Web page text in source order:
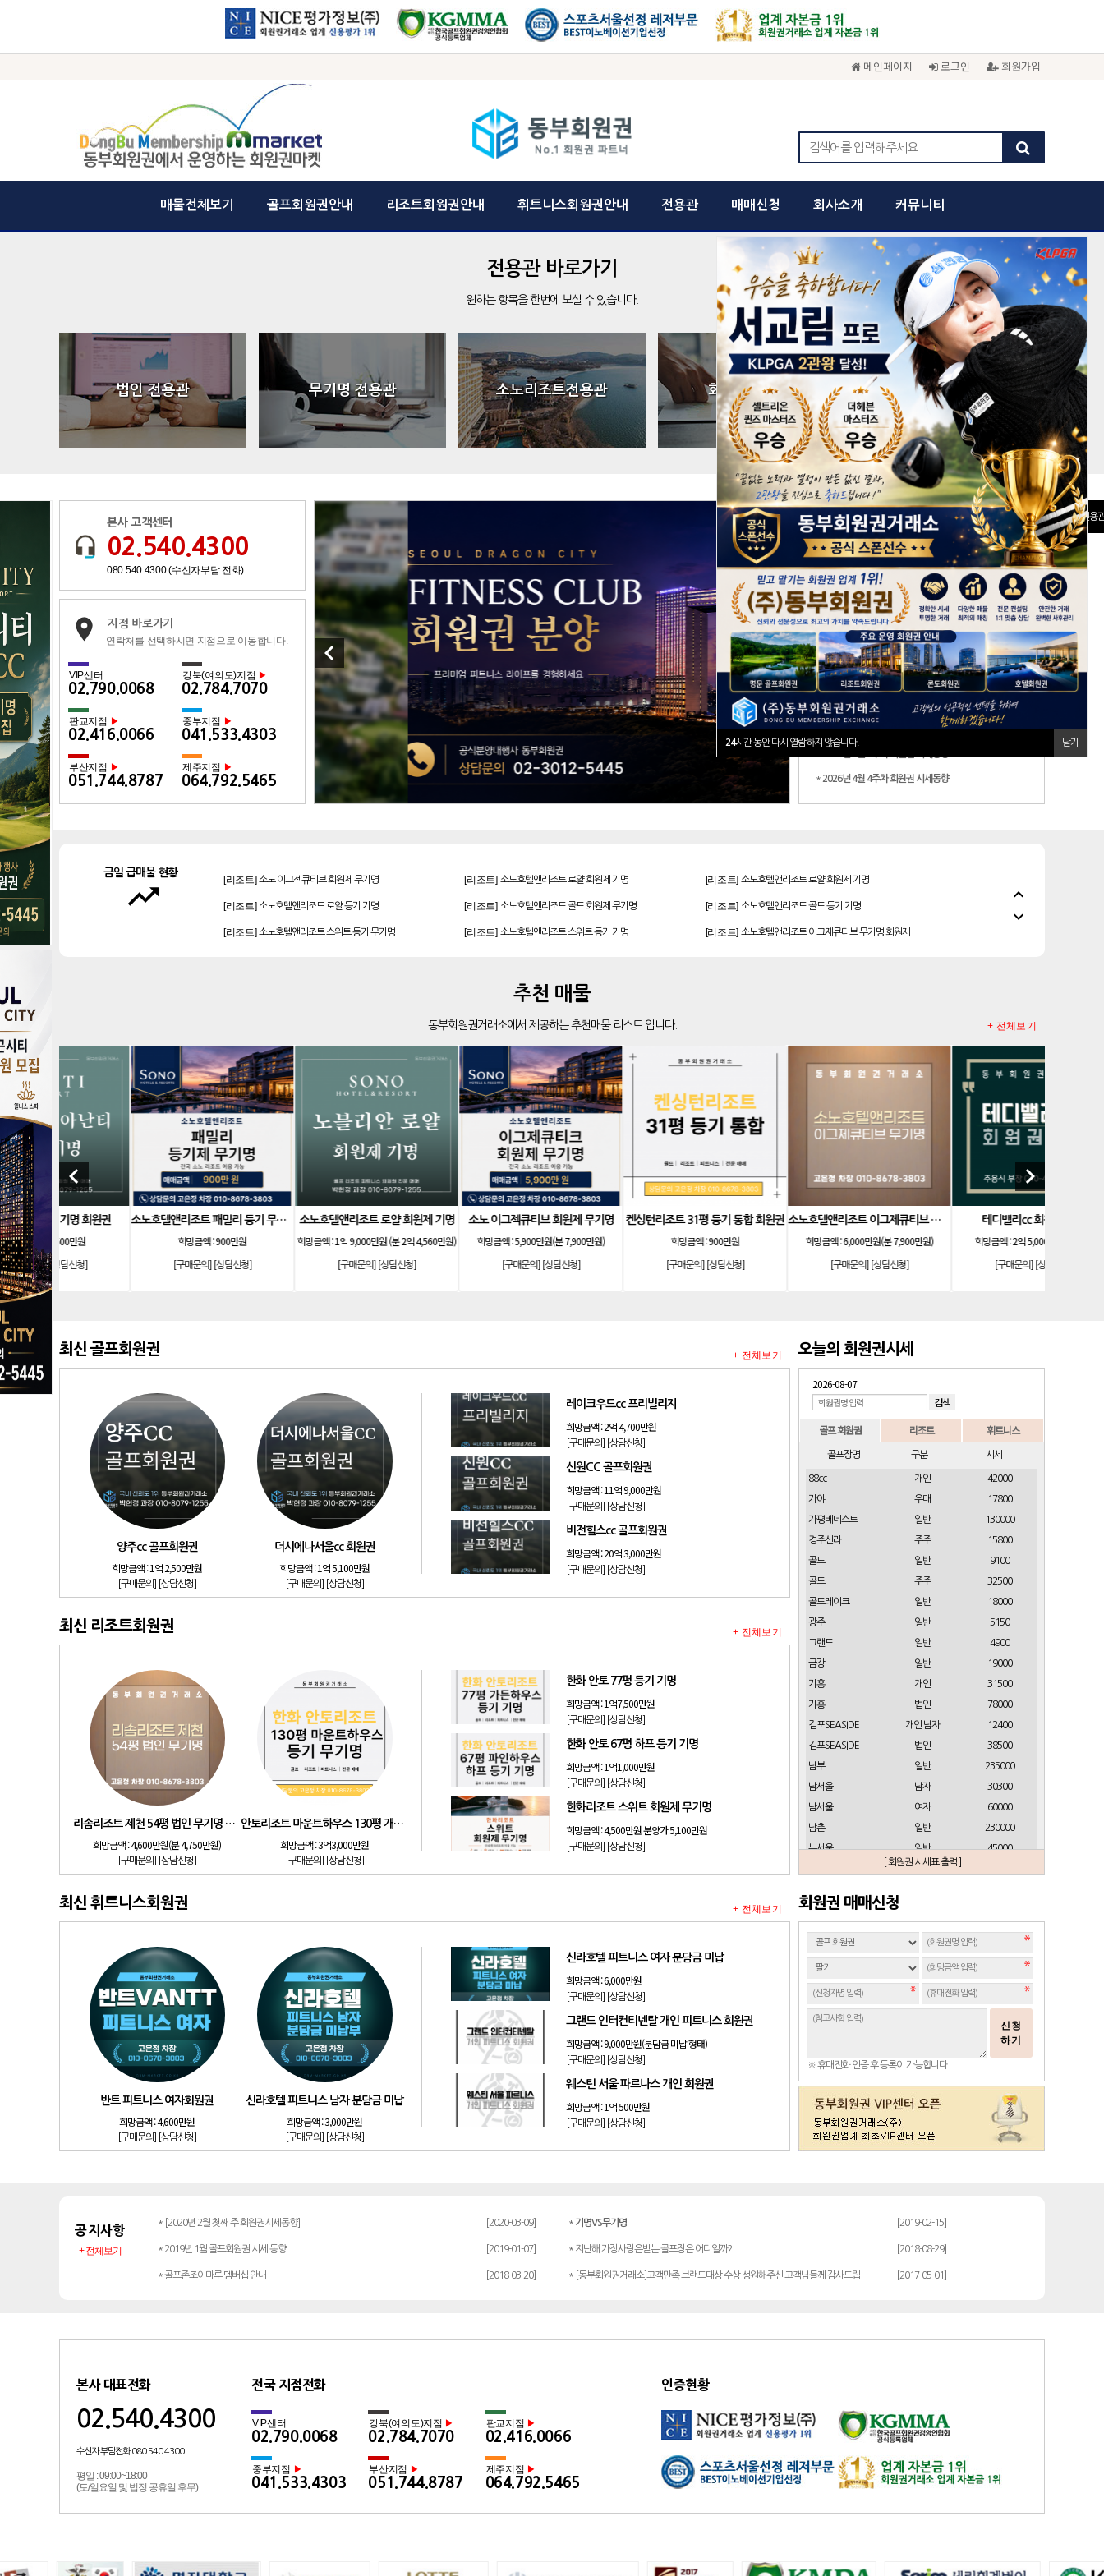
메인페이지 로그인 회원가입
매물전체보기 골프회원권안내 리조트회원권안내 휘트니스회원권안내 전용관 매매신청 회사소개 커뮤니티
24시간 동안 다시 열람하지 않습니다. 닫기
전용관 바로가기
원하는 항목을 한번에 보실 수 있습니다.
법인 전용관 무기명 전용관 소노리조트전용관 회원권 분양관 선불카드
cancel
전용
keyboard_arrow_left keyboard_arrow_right
본사 고객센터
02.540.4300
080.540.4300 (수신자부담 전화)
지점 바로가기
연락처를 선택하시면 지점으로 이동합니다.
VIP센터
02.790.0068
강북(여의도)지점 ▶
02.784.7070
판교지점 ▶
02.416.0066
중부지점 ▶
041.533.4303
부산지점 ▶
051.744.8787
제주지점 ▶
064.792.5465
ID 저장 아이디/비밀번호 찾기 [회원가입]
회원권 시세정보
*반얀트리클럽앤스파서울, 키즈시설 확충 및 신규 건물 신축 계획
* 2026년 6월 2주차 회원권 시세동향
* 2026년 5월 4주차 회원권 시세동향
*2026년 5월 3주차 회원권 시세동향
* 2026년 4월 4주차 회원권 시세동향
+ 전체보기
금일 급매물 현황
trending_up [리조트] 소노호텔앤리조트 로얄 등기 기명 [리조트] 소노호텔앤리조트 골드 회원제 무기명 [리조트] 소노호텔앤리조트 골드 등기 기명
[리조트] 소노호텔앤리조트 스위트 등기 무기명 [리조트] 소노호텔앤리조트 스위트 등기 기명 [리조트] 소노호텔앤리조트 이그제큐티브 무기명 회원제
[골프]아시아나cc 회원권 [골프]발리오스cc 회원권 종류 [리조트] 소노호텔앤리조트 패밀리 등기 무기명
소노호텔앤리조트 스위트 등기 기명
[골프] 더시에나서울cc 회원권
[골프]신원CC 골프회원권 [골프]비전힐스cc 골프회원권 리솜리조트 제천 54평 법인 무기명 회원제
[골프]테디밸리cc 회원권 분양 [골프]아름다운cc 회원권 안토리조트 마운트하우스 130평 개인 기명
[리조트]한화 안토 77평 등기 기명 [리조트]한화 안토 67평 하프 등기 기명 [리조트] 한화리조트 스위트 회원제 무기명
expand_less
expand_more
추천 매물
동부회원권거래소에서 제공하는 추천매물 리스트 입니다. + 전체보기
keyboard_arrow_left
만원)
청]
테디밸리cc 회원권 분양
희망금액 : 2억 5,000만원 / 5억원
[상담신청]
소노호텔앤리조트 스위트 등기 기명
희망금액 :1,200만원
[상담신청]
소노호텔앤리조트 골드 회원제 무기명
희망금액 :1억9,500만원(분23,600）
[상담신청]
소노호텔앤리조트 로얄 회원제 기명
희망금액 :1억9,500만원 분양가 2억 4,500만
한화 안토 67평 하프 등기 기명
1억1,000만원
[상담신청]
소노호텔앤리조트 로얄 등기 기명
희망금액 : 1억 500만원
[상담신청]
keyboard_arrow_right
최신 골프회원권
양주cc 골프회원권
희망금액 :1억 2,500만원
[구매문의] [상담신청]
더시에나서울cc 회원권
희망금액 :1억 5,100만원
[구매문의] [상담신청]
레이크우드cc 프리빌리지
희망금액 :2억 4,700만원
[구매문의] [상담신청]
신원CC 골프회원권
희망금액 :11억 9,000만원
[구매문의] [상담신청]
비전힐스cc 골프회원권
희망금액 :20억 3,000만원
[구매문의] [상담신청]
+ 전체보기
최신 리조트회원권
리솜리조트 제천 54평 법인 무기명 회원제
희망금액 :4,600만원(분 4,750만원)
[구매문의] [상담신청]
안토리조트 마운트하우스 130평 개인 기명
희망금액 :3억3,000만원
[구매문의] [상담신청]
한화 안토 77평 등기 기명
희망금액 :1억7,500만원
[구매문의] [상담신청]
한화 안토 67평 하프 등기 기명
희망금액 :1억1,000만원
[구매문의] [상담신청]
한화리조트 스위트 회원제 무기명
희망금액 :4,500만원 분양가 5,100만원
[구매문의] [상담신청]
+ 전체보기
최신 휘트니스회원권
반트 피트니스 여자회원권
희망금액 :4,600만원
[구매문의] [상담신청]
신라호텔 피트니스 남자 분담금 미납
희망금액 :3,000만원
[구매문의] [상담신청]
신라호텔 피트니스 여자 분담금 미납
희망금액 :6,000만원
[구매문의] [상담신청]
그랜드 인터컨티넨탈 개인 피트니스 회원권
희망금액 :9,000만원(분담금 미납 형태)
[구매문의] [상담신청]
웨스틴 서울 파르나스 개인 회원권
희망금액 :1억 500만원
[구매문의] [상담신청]
+ 전체보기
오늘의 회원권시세
2026-08-07
골프 회원권 리조트 휘트니스
골프장명 구분 시세
88cc 개인 42000
가야 우대 17800
가평베네스트 일반 130000
경주신라 주주 15800
골드 일반 9100
골드 주주 32500
골드레이크 일반 18000
광주 일반 5150
그랜드 일반 4900
금강 일반 19000
기흥 개인 31500
기흥 법인 78000
김포SEASIDE 개인 남자 12400
김포SEASIDE 법인 38500
남부 일반 235000
남서울 남자 30300
남서울 여자 60000
남촌 일반 230000
뉴서울 일반 45000
개인(분12000)
뉴스프링빌 주중개인(분3000)
뉴코리아 남자 23700
대구 일반 정회원
도고 일반
동래베네스트 17500
27500
10000
22000
렉스필드 일반 121000
일반
서원밸리 일반
송추 일반 79500
아시아나 일반
주중가족
아시아나 주중개인
아시아드 일반 48700
안성베네스트 주중(분2500)
[ 회원권 시세표 출력 ]
회원권 매매신청
신청
하기
※ 휴대전화 인증 후 등록이 가능합니다.
공지사항
* [2020년 2월 첫째 주 회원권시세동향] [2020-03-09] * 기명VS무기명 [2019-02-15]
* 2019년 1월 골프회원권 시세 동향 [2019-01-07] * 지난해 가장사랑은받는 골프장은 어디일까? [2018-08-29]
* 골프존조이마루 멤버십 안내 [2018-03-20] * [동부회원권거래소]고객만족 브랜드대상 수상 성원해주신 고객님들께 감사드립… [2017-05-01]
+ 전체보기
본사 대표전화
02.540.4300
수신자 부담전화 080.540.4300
평일 : 09:00~18:00
(토/일요일 및 법정 공휴일 후무)
전국 지점전화
VIP센터
02.790.0068
강북(여의도)지점 ▶
02.784.7070
판교지점 ▶
02.416.0066
중부지점 ▶
041.533.4303
부산지점 ▶
051.744.8787
제주지점 ▶
064.792.5465
인증현황